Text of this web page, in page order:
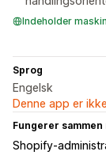
Indeholder
Sprog
Engelsk
Denne app er
Fungerer sammen
Shopify-